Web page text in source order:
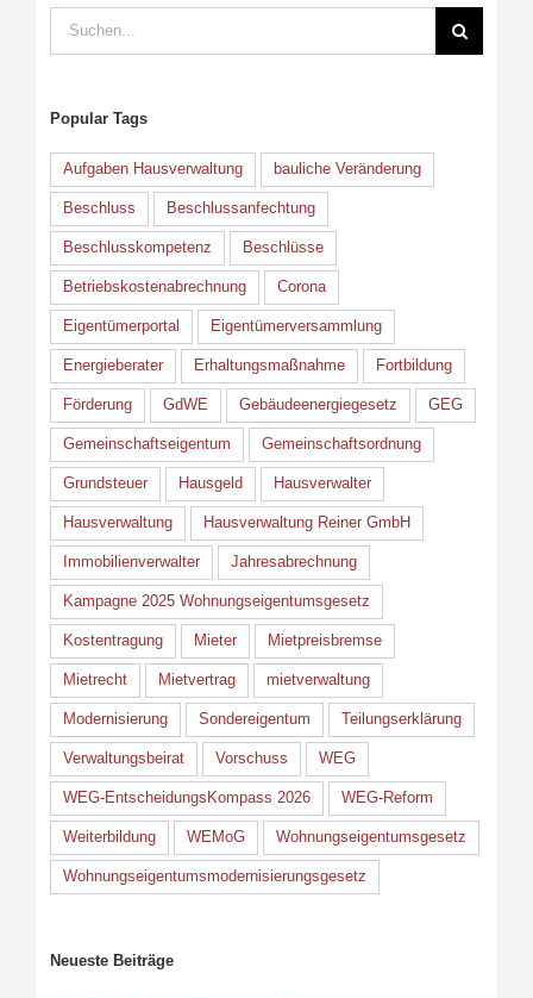
Suche
nach:
Popular Tags
Aufgaben Hausverwaltung bauliche Veränderung
Beschluss Beschlussanfechtung
Beschlusskompetenz Beschlüsse
Betriebskostenabrechnung Corona
Eigentümerportal Eigentümerversammlung
Energieberater Erhaltungsmaßnahme Fortbildung
Förderung GdWE Gebäudeenergiegesetz GEG
Gemeinschaftseigentum Gemeinschaftsordnung
Grundsteuer Hausgeld Hausverwalter
Hausverwaltung Hausverwaltung Reiner GmbH
Immobilienverwalter Jahresabrechnung
Kampagne 2025 Wohnungseigentumsgesetz
Kostentragung Mieter Mietpreisbremse
Mietrecht Mietvertrag mietverwaltung
Modernisierung Sondereigentum Teilungserklärung
Verwaltungsbeirat Vorschuss WEG
WEG-EntscheidungsKompass 2026 WEG-Reform
Weiterbildung WEMoG Wohnungseigentumsgesetz
Wohnungseigentumsmodernisierungsgesetz
Neueste Beiträge